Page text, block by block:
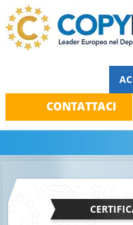
CONTATTACI